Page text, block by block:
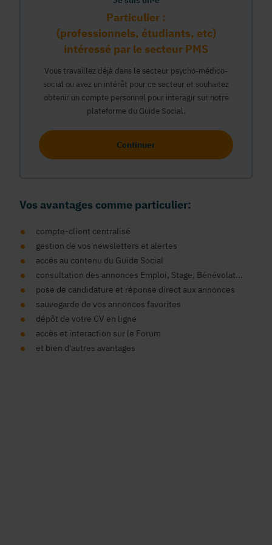
Particulier :
(professionnels, étudiants, etc)
intéressé par le secteur PMS
Vous travaillez déjà dans le secteur psycho-médico-
social ou avez un intérêt pour ce secteur et souhaitez
obtenir un compte personnel pour interagir sur notre
plateforme du Guide Social.
Continuer
Vos avantages comme particulier:
compte-client centralisé
gestion de vos newsletters et alertes
accés au contenu du Guide Social
consultation des annonces Emploi, Stage, Bénévolat...
pose de candidature et réponse direct aux annonces
sauvegarde de vos annonces favorites
dépôt de votre CV en ligne
accès et interaction sur le Forum
et bien d'autres avantages